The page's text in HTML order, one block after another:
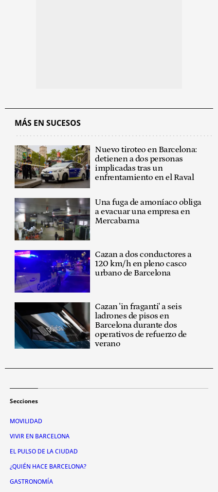
MÁS EN SUCESOS
Nuevo tiroteo en Barcelona:
detienen a dos personas
implicadas tras un
enfrentamiento en el Raval
Una fuga de amoníaco obliga
a evacuar una empresa en
Mercabarna
Cazan a dos conductores a
120 km/h en pleno casco
urbano de Barcelona
Cazan 'in fraganti' a seis
ladrones de pisos en
Barcelona durante dos
operativos de refuerzo de
verano
Secciones
MOVILIDAD
VIVIR EN BARCELONA
EL PULSO DE LA CIUDAD
¿QUIÉN HACE BARCELONA?
GASTRONOMÍA